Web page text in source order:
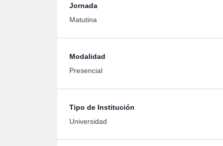
Jornada
Matutina
Modalidad
Presencial
Tipo de Institución
Universidad